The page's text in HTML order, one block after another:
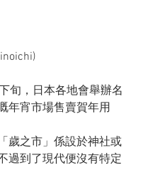
旬，日本各地會舉辦名
年宵市場售賣賀年用
歲之市」係設於神社或
過到了現代便沒有特定